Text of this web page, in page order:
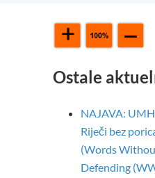
Ostale
NAJAVA:
Riječi bez
(Words
Defending